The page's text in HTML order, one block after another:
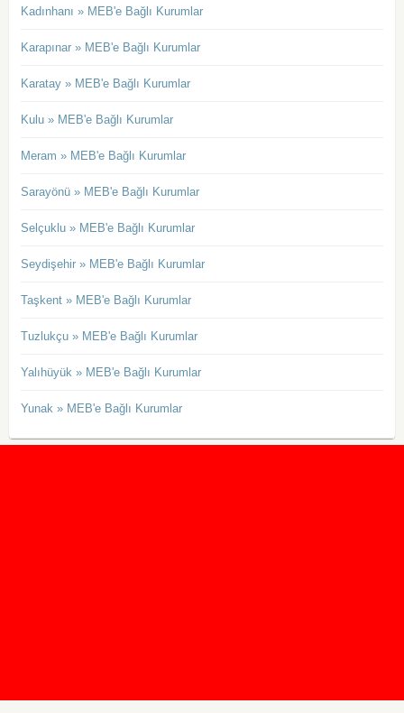
Kadınhanı » MEB'e Bağlı Kurumlar
Karapınar » MEB'e Bağlı Kurumlar
Karatay » MEB'e Bağlı Kurumlar
Kulu » MEB'e Bağlı Kurumlar
Meram » MEB'e Bağlı Kurumlar
Sarayönü » MEB'e Bağlı Kurumlar
Selçuklu » MEB'e Bağlı Kurumlar
Seydişehir » MEB'e Bağlı Kurumlar
Taşkent » MEB'e Bağlı Kurumlar
Tuzlukçu » MEB'e Bağlı Kurumlar
Yalıhüyük » MEB'e Bağlı Kurumlar
Yunak » MEB'e Bağlı Kurumlar